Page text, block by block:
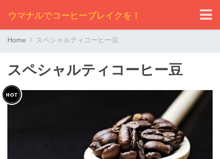
ウマナルでコーヒーブレイクを！
Home スペシャルティコーヒー豆
スペシャルティコーヒー豆